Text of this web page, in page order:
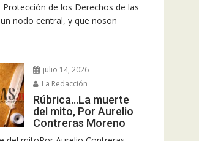
Protección de los Derechos de las
nodo central, y que noson
julio 14, 2026
La Redacción
Rúbrica…La muerte
del mito, Por Aurelio
Contreras Moreno